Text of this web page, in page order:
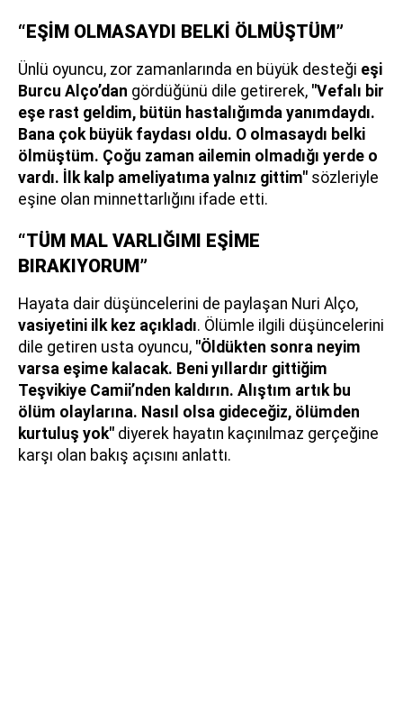
“EŞİM OLMASAYDI BELKİ ÖLMÜŞTÜM”
Ünlü oyuncu, zor zamanlarında en büyük desteği eşi
Burcu Alço’dan gördüğünü dile getirerek, "Vefalı bir
eşe rast geldim, bütün hastalığımda yanımdaydı.
Bana çok büyük faydası oldu. O olmasaydı belki
ölmüştüm. Çoğu zaman ailemin olmadığı yerde o
vardı. İlk kalp ameliyatıma yalnız gittim" sözleriyle
eşine olan minnettarlığını ifade etti.
“TÜM MAL VARLIĞIMI EŞİME
BIRAKIYORUM”
Hayata dair düşüncelerini de paylaşan Nuri Alço,
vasiyetini ilk kez açıkladı. Ölümle ilgili düşüncelerini
dile getiren usta oyuncu, "Öldükten sonra neyim
varsa eşime kalacak. Beni yıllardır gittiğim
Teşvikiye Camii’nden kaldırın. Alıştım artık bu
ölüm olaylarına. Nasıl olsa gideceğiz, ölümden
kurtuluş yok" diyerek hayatın kaçınılmaz gerçeğine
karşı olan bakış açısını anlattı.